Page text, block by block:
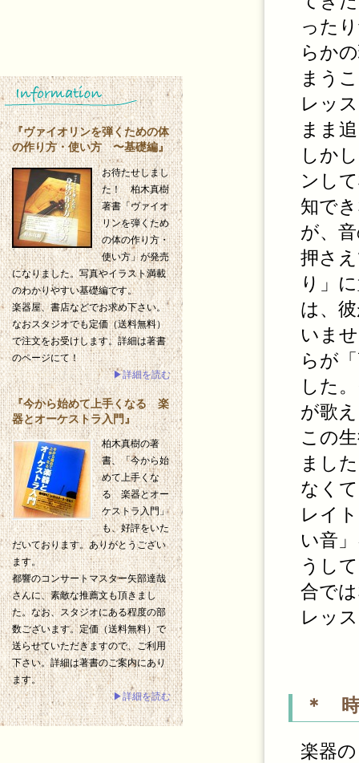
った
らか
まう
レッ
まま
しか
ンし
知で
が、
押さ
り」
は、
いま
らが
した
が歌
この
まし
なく
レイ
い音
うし
合で
レッ
＊ 時
楽器
『ヴァイオリンを弾くための体
の作り方・使い方 〜基礎編』
お待たせしまし
た！ 柏木真樹
著書「ヴァイオ
リンを弾くため
の体の作り方・
使い方」が発売
になりました。写真やイラスト満載
のわかりやすい基礎編です。
楽器屋、書店などでお求め下さい。
なおスタジオでも定価（送料無料）
で注文をお受けします。詳細は著書
のページにて！
▶詳細を読む
『今から始めて上手くなる 楽
器とオーケストラ入門』
柏木真樹の著
書、「今から始
めて上手くな
る 楽器とオー
ケストラ入門」
も、好評をいた
だいております。ありがとうござい
ます。
都響のコンサートマスター矢部達哉
さんに、素敵な推薦文も頂きまし
た。なお、スタジオにある程度の部
数ございます。定価（送料無料）で
送らせていただきますので、ご利用
下さい。詳細は著書のご案内にあり
ます。
▶詳細を読む